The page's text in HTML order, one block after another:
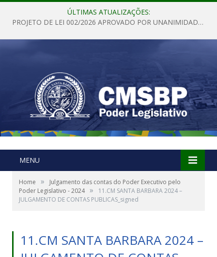
ÚLTIMAS ATUALIZAÇÕES:
PROJETO DE LEI 002/2026 APROVADO POR UNANIMIDADE EM SESSÃO ORDINÁRIA NESTA QUINTA – FEIRA 28 DE MAIO DE 2026
MENU
Home »
Julgamento das contas do Poder Executivo pelo
Poder Legislativo - 2024 »
11.CM SANTA BARBARA 2024 –
JULGAMENTO DE CONTAS PUBLICAS_signed
11.CM SANTA BARBARA 2024 –